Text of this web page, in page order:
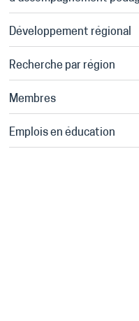
Développement régional
Recherche par région
Membres
Emplois en éducation